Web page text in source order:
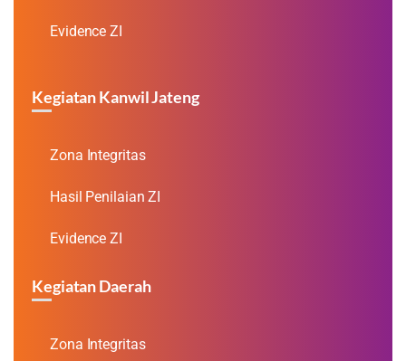
Evidence ZI
Kegiatan Kanwil Jateng
Zona Integritas
Hasil Penilaian ZI
Evidence ZI
Kegiatan Daerah
Zona Integritas